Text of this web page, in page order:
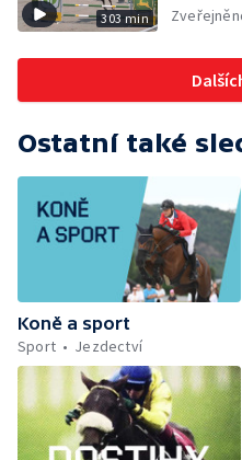
303 min
Ostatní také
Koně a sport
Sport
Jezdectví